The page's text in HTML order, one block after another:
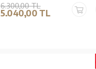
6.300,00 TL
5.040,00 TL